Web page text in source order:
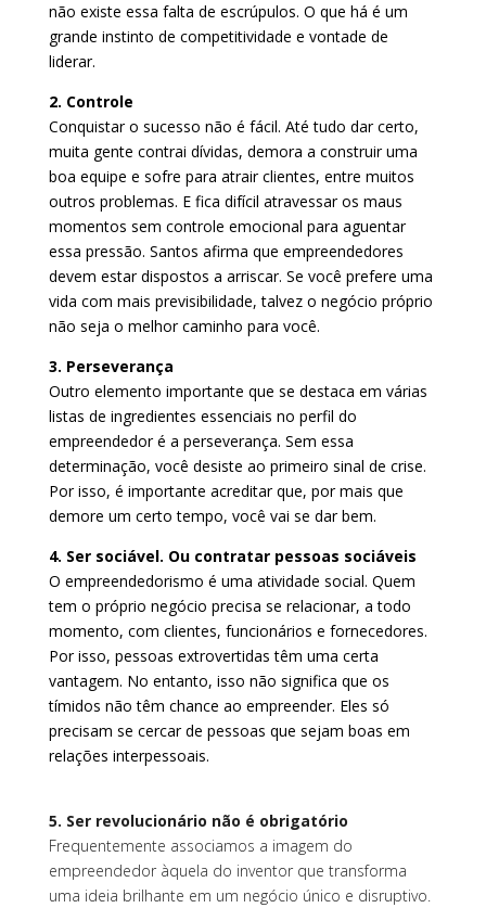
não existe essa falta de escrúpulos. O que há é um
grande instinto de competitividade e vontade de
liderar.
2. Controle
Conquistar o sucesso não é fácil. Até tudo dar certo,
muita gente contrai dívidas, demora a construir uma
boa equipe e sofre para atrair clientes, entre muitos
outros problemas. E fica difícil atravessar os maus
momentos sem controle emocional para aguentar
essa pressão. Santos afirma que empreendedores
devem estar dispostos a arriscar. Se você prefere uma
vida com mais previsibilidade, talvez o negócio próprio
não seja o melhor caminho para você.
3. Perseverança
Outro elemento importante que se destaca em várias
listas de ingredientes essenciais no perfil do
empreendedor é a perseverança. Sem essa
determinação, você desiste ao primeiro sinal de crise.
Por isso, é importante acreditar que, por mais que
demore um certo tempo, você vai se dar bem.
4. Ser sociável. Ou contratar pessoas sociáveis
O empreendedorismo é uma atividade social. Quem
tem o próprio negócio precisa se relacionar, a todo
momento, com clientes, funcionários e fornecedores.
Por isso, pessoas extrovertidas têm uma certa
vantagem. No entanto, isso não significa que os
tímidos não têm chance ao empreender. Eles só
precisam se cercar de pessoas que sejam boas em
relações interpessoais.
5. Ser revolucionário não é obrigatório
Frequentemente associamos a imagem do
empreendedor àquela do inventor que transforma
uma ideia brilhante em um negócio único e disruptivo.